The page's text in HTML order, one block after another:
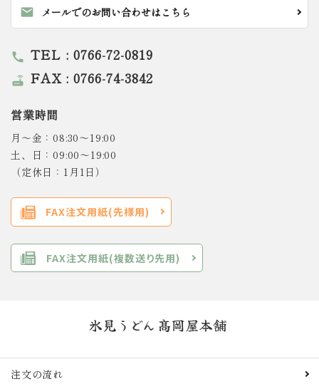
mail メールでのお問い合わせはこちら
call TEL : 0766-72-0819
router FAX : 0766-74-3842
営業時間
月～金：08:30～19:00
土、日：09:00～19:00
（定休日：1月1日）
FAX注文用紙(先様用)
FAX注文用紙(複数送り先用)
注文の流れ